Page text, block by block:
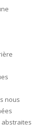
nous
abstraites